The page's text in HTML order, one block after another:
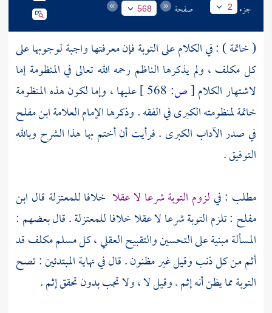
جزء 2 صفحة 568
( خاتمة ) : في الكلام على التوبة فإن معرفتها واجبة لوجوبها على
كل مكلف ، ولم يذكرها الناظم رحمه الله تعالى في المنظومة إما
لاشتهار الكلام[ص:
عليها ، وإما لكون هذه المنظومة
خاتمة لمنظومته الكبرى في الفقه . وذكرها الإمام العلامةابن مفلح
في صدر الآداب الكبرى . فرأيت أن أختم بها هذا الشرح وبالله
التوفيق .
مطلب : فيلزوم التوبة شرعا لا عقلا خلافاللمعتزلة قال ابن
مفلح : تلزم التوبة شرعا لا عقلا خلافاللمعتزلة. قال بعضهم :
المسألة مبنية على التحسين والتقبيح العقلي ، كل مسلم مكلف قد
أثم من كل ذنب وقيل غير مظنون . قال في نهاية المبتدئين : تصح
التوبة مما يظن أنه إثم . وقيل لا ، ولا تجب بدون تحقق إثم .